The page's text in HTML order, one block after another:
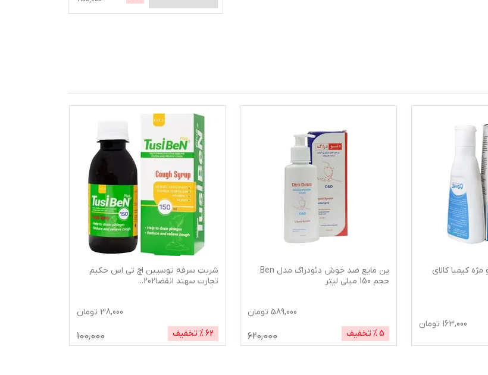
کیمیا کالای
163,000 تومان
پن مایع ضد جوش دئودراگ مدل Ben
حجم 150 میلی لیتر
589,000 تومان
5% تخفیف 620,000
شربت سرفه توسیبن اچ تی اس حکیم
تجارت سهند انقضا202
...
38,000 تومان
62% تخفیف 100,000